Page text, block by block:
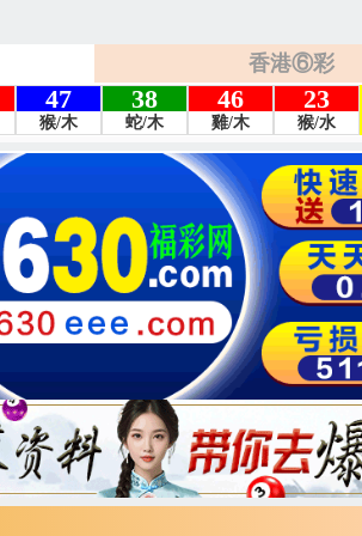
香港⑥彩